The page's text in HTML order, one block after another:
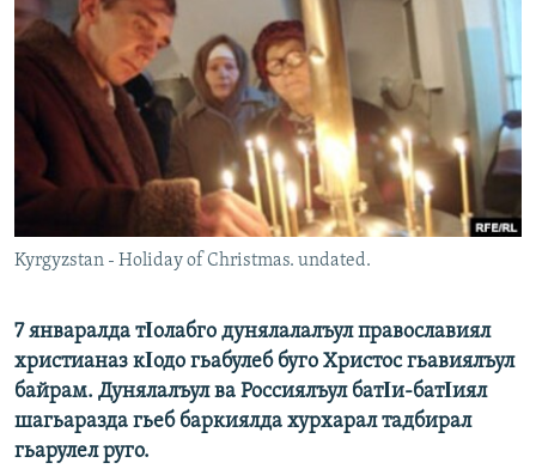
поиску
СЕВЕР.РЕАЛИИ
СИБИРЬ.РЕАЛИИ
РАСПИСАНИЕ ВЕЩАНИЯ
ПОДПИШИТЕСЬ НА РАССЫЛКУ
СОЦИАЛЬНЫЕ СЕТИ
Все сайты РСЕ/РС
Kyrgyzstan - Holiday of Christmas. undated.
7 январалда тΙолабго дунялалалъул православиял
христианаз кΙодо гьабулеб буго Христос гьавиялъул
байрам. Дунялалъул ва Россиялъул батΙи-батΙиял
шагьаразда гьеб баркиялда хурхарал тадбирал
гьарулел руго.